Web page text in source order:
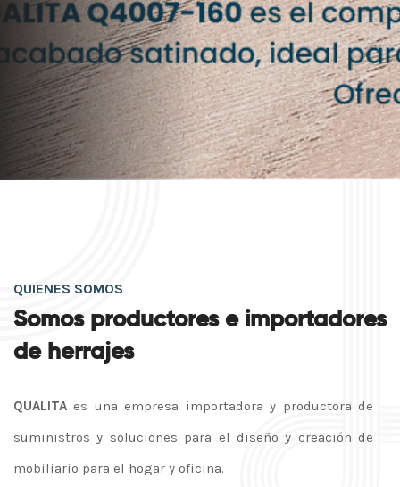
QUIENES SOMOS
Somos productores e importadores
de herrajes
QUALITA es una empresa importadora y productora de
suministros y soluciones para el diseño y creación de
mobiliario para el hogar y oficina.